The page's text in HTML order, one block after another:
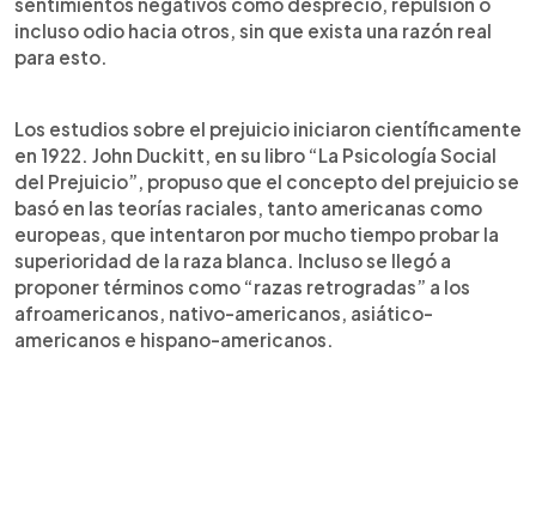
incluso odio hacia otros, sin que exista una razón real
para esto.
Los estudios sobre el prejuicio iniciaron científicamente
en 1922. John Duckitt, en su libro “La Psicología Social
del Prejuicio”, propuso que el concepto del prejuicio se
basó en las teorías raciales, tanto americanas como
europeas, que intentaron por mucho tiempo probar la
superioridad de la raza blanca. Incluso se llegó a
proponer términos como “razas retrogradas” a los
afroamericanos, nativo-americanos, asiático-
americanos e hispano-americanos.